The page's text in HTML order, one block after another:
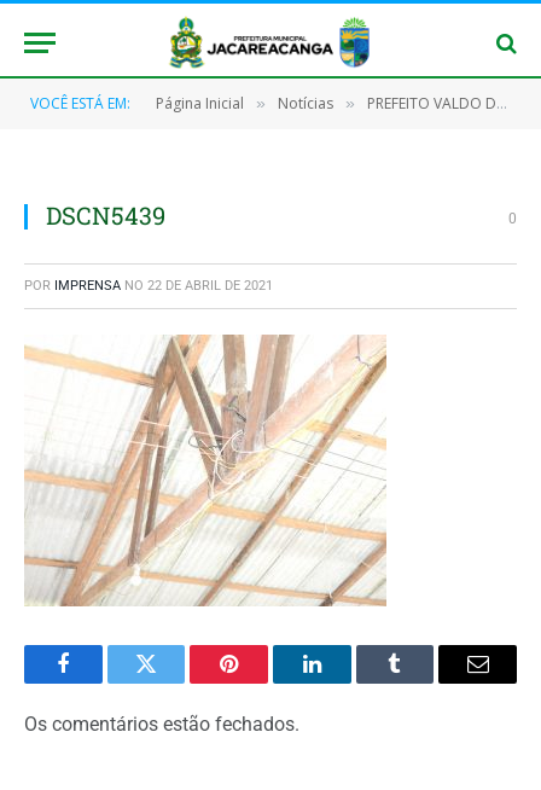
VOCÊ ESTÁ EM: Página Inicial » Notícias » PREFEITO VALDO DO POSTO VISITOU ALDEIA BOCA DO RIO DAS TROPAS.
DSCN5439 0
POR IMPRENSA NO 22 DE ABRIL DE 2021
FacebookTwitter Pinterest O
Tumblr
E-
Os comentários estão fechados.